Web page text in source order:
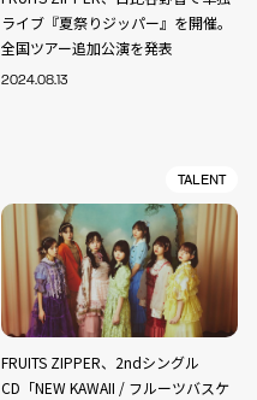
ライブ『夏祭りジッパー』を開催。
全国ツアー追加公演を発表
2024.08.13
TALENT
FRUITS ZIPPER、2ndシングル
CD「NEW KAWAII / フルーツバスケ